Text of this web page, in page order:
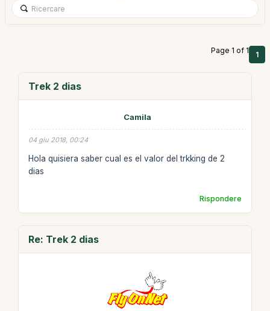
Page 1 of 1 1
Trek 2 dias
Camila
04 giu 2018, 00:24
Hola quisiera saber cual es el valor del trkking de 2
dias
Rispondere
Re: Trek 2 dias